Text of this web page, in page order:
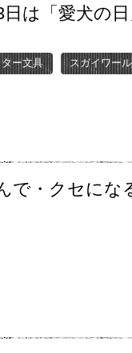
日は「愛犬の
ー文具 スガイワー
で・クセにな